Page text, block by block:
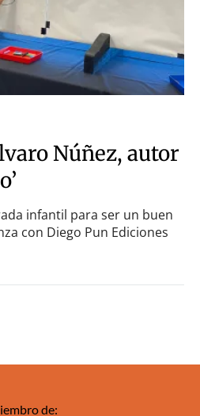
Núñez, autor
infantil para ser un buen
con Diego Pun Ediciones
artístico Dicen que el
relacionado…
de: